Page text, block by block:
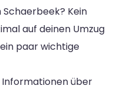
Kein
auf deinen Umzug
paar wichtige
über